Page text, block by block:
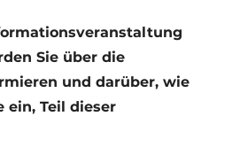
Sie über die
und darüber, wie
ein, Teil dieser